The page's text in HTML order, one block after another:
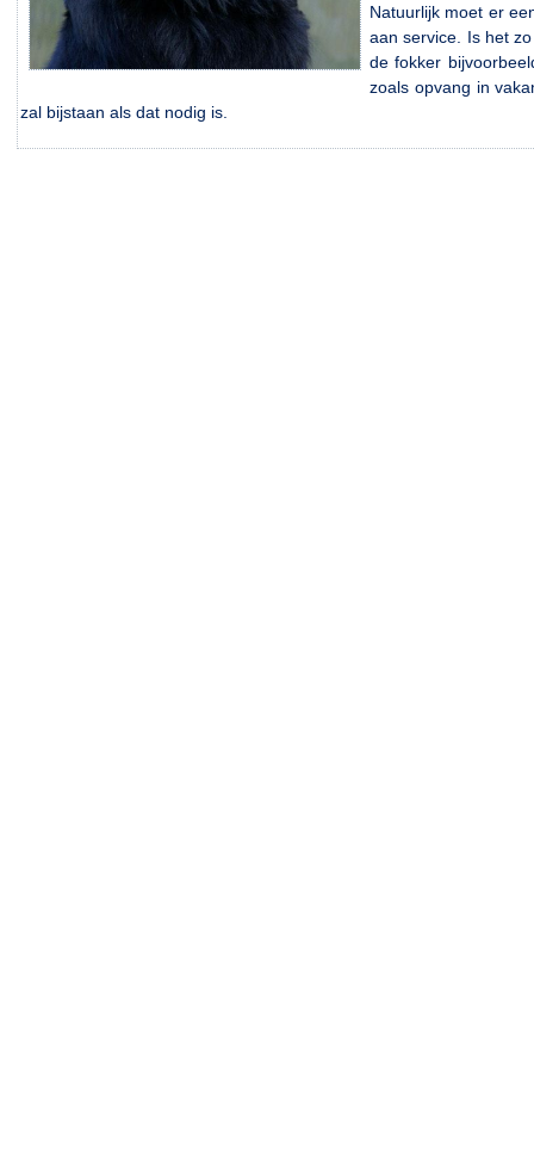
Natuurlijk moet er
aan service. Is het
de fokker
zoals opvang in
zal bijstaan als dat nodig is.